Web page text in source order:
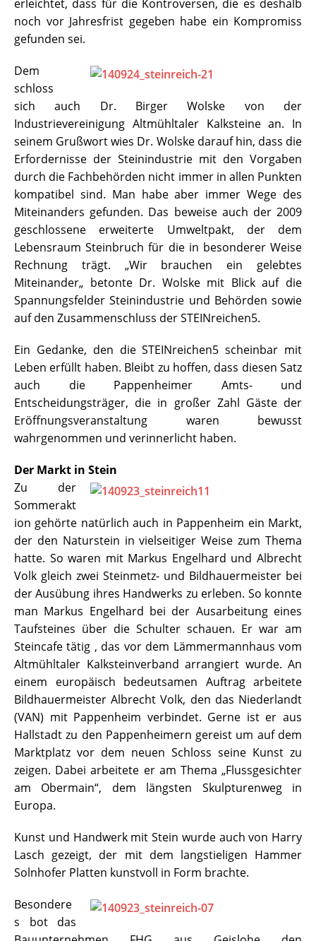
erleichtet, dass für die Kontroversen, die es deshalb
noch vor Jahresfrist gegeben habe ein Kompromiss
gefunden sei.
Dem
schloss
sich auch Dr. Birger Wolske von der
Industrievereinigung Altmühltaler Kalksteine an. In
seinem Grußwort wies Dr. Wolske darauf hin, dass die
Erfordernisse der Steinindustrie mit den Vorgaben
durch die Fachbehörden nicht immer in allen Punkten
kompatibel sind. Man habe aber immer Wege des
Miteinanders gefunden. Das beweise auch der 2009
geschlossene erweiterte Umweltpakt, der dem
Lebensraum Steinbruch für die in besonderer Weise
Rechnung trägt. „Wir brauchen ein gelebtes
Miteinander„ betonte Dr. Wolske mit Blick auf die
Spannungsfelder Steinindustrie und Behörden sowie
auf den Zusammenschluss der STEINreichen5.
Ein Gedanke, den die STEINreichen5 scheinbar mit
Leben erfüllt haben. Bleibt zu hoffen, dass diesen Satz
auch die Pappenheimer Amts- und
Entscheidungsträger, die in großer Zahl Gäste der
Eröffnungsveranstaltung waren bewusst
wahrgenommen und verinnerlicht haben.
Der Markt in Stein
Zu der
Sommerakt
ion gehörte natürlich auch in Pappenheim ein Markt,
der den Naturstein in vielseitiger Weise zum Thema
hatte. So waren mit Markus Engelhard und Albrecht
Volk gleich zwei Steinmetz- und Bildhauermeister bei
der Ausübung ihres Handwerks zu erleben. So konnte
man Markus Engelhard bei der Ausarbeitung eines
Taufsteines über die Schulter schauen. Er war am
Steincafe tätig , das vor dem Lämmermannhaus vom
Altmühltaler Kalksteinverband arrangiert wurde. An
einem europäisch bedeutsamen Auftrag arbeitete
Bildhauermeister Albrecht Volk, den das Niederlandt
(VAN) mit Pappenheim verbindet. Gerne ist er aus
Hallstadt zu den Pappenheimern gereist um auf dem
Marktplatz vor dem neuen Schloss seine Kunst zu
zeigen. Dabei arbeitete er am Thema „Flussgesichter
am Obermain“, dem längsten Skulpturenweg in
Europa.
Kunst und Handwerk mit Stein wurde auch von Harry
Lasch gezeigt, der mit dem langstieligen Hammer
Solnhofer Platten kunstvoll in Form brachte.
Besondere
s bot das